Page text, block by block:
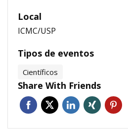
Local
ICMC/USP
Tipos de eventos
Científicos
Share With Friends